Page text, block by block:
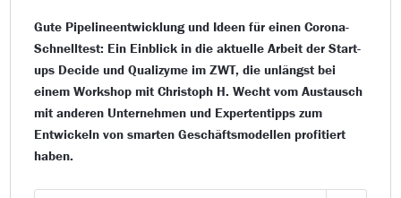
Gute Pipelineentwicklung und Ideen für einen Corona-
Schnelltest: Ein Einblick in die aktuelle Arbeit der Start-
ups Decide und Qualizyme im ZWT, die unlängst bei
einem Workshop mit Christoph H. Wecht vom Austausch
mit anderen Unternehmen und Expertentipps zum
Entwickeln von smarten Geschäftsmodellen profitiert
haben.